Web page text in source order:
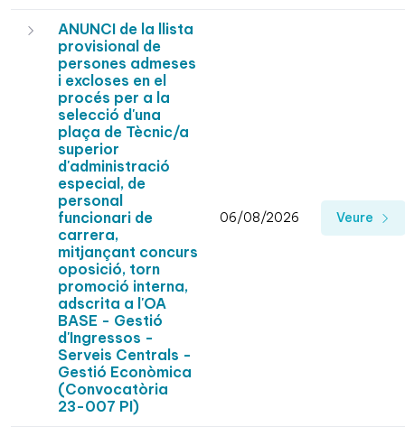
ANUNCI de la llista
provisional de
persones admeses
i excloses en el
procés per a la
selecció d'una
plaça de Tècnic/a
superior
d'administració
especial, de
personal
funcionari de
carrera,
mitjançant concurs
oposició, torn
promoció interna,
adscrita a l'OA
BASE - Gestió
d'Ingressos -
Serveis Centrals -
Gestió Econòmica
(Convocatòria
23-007 PI)
06/08/2026 Veure